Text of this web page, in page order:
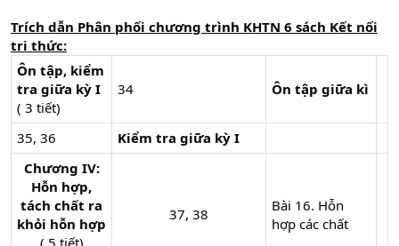
Trích dẫn Phân phối chương trình KHTN 6 sách Kết nối
tri thức:
Ôn tập, kiểm
tra giữa kỳ I
( 3 tiết)
34 Ôn tập giữa kì
35, 36
Kiểm tra giữa kỳ I
Chương IV:
Hỗn hợp,
tách chất ra
khỏi hỗn hợp
37, 38​
Bài 16. Hỗn
hợp các chất